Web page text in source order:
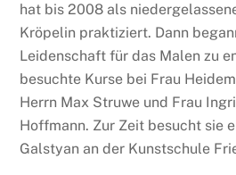
hat bis 2008 als
Kröpelin praktiziert. Dann
Leidenschaft für das Malen zu
besuchte Kurse bei Frau
Herrn Max Struwe und Frau
Hoffmann. Zur Zeit besucht sie
Galstyan an der Kunstschule